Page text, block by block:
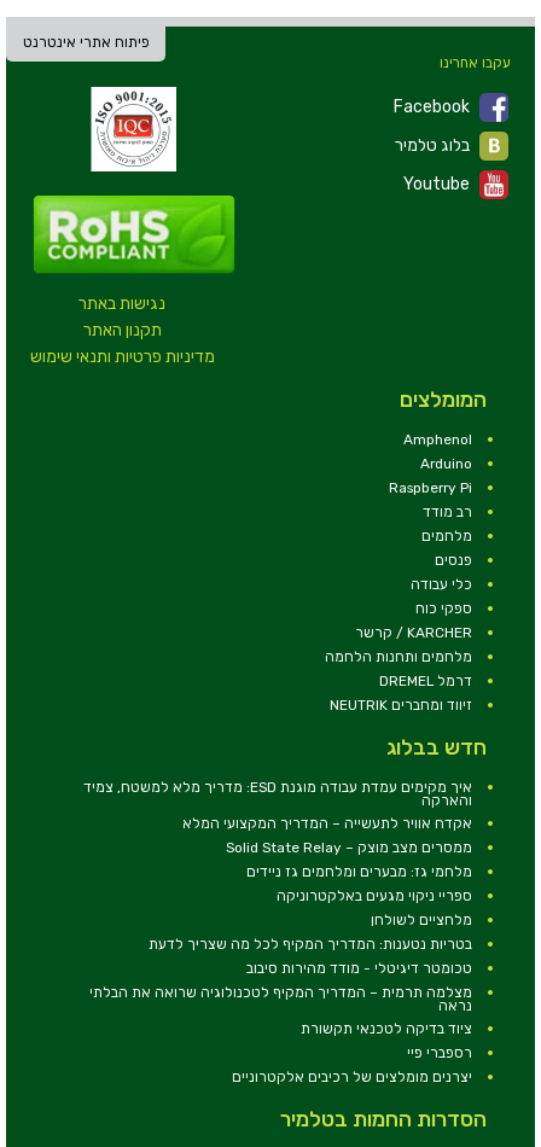
פיתוח אתרי אינטרנט
נגישות באתר
תקנון האתר
מדיניות פרטיות ותנאי שימוש
עקבו אחרינו
Facebook
Youtube
המומלצים
Amphenol
Arduino
Raspberry Pi
רב מודד
מלחמים
פנסים
כלי עבודה
ספקי כוח
KARCHER / קרשר
מלחמים ותחנות הלחמה
דרמל DREMEL
זיווד ומחברים NEUTRIK
חדש בבלוג
איך מקימים עמדת עבודה מוגנת ESD: מדריך מלא למשטח, צמיד
והארקה
אקדח אוויר לתעשייה – המדריך המקצועי המלא
ממסרים מצב מוצק – Solid State Relay
מלחמי גז: מבערים ומלחמים גז ניידים
ספריי ניקוי מגעים באלקטרוניקה
מלחציים לשולחן
בטריות נטענות: המדריך המקיף לכל מה שצריך לדעת
טכומטר דיגיטלי - מודד מהירות סיבוב
מצלמה תרמית – המדריך המקיף לטכנולוגיה שרואה את הבלתי
נראה
ציוד בדיקה לטכנאי תקשורת
רספברי פיי
יצרנים מומלצים של רכיבים אלקטרוניים
הסדרות החמות בטלמיר